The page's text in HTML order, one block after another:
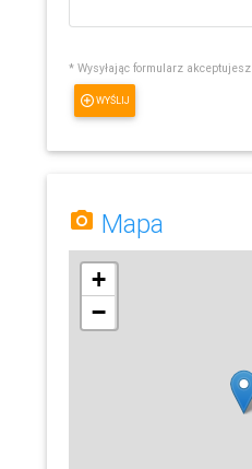
* Wysyłając formularz akceptujesz
WYŚLIJ
Mapa
+
−